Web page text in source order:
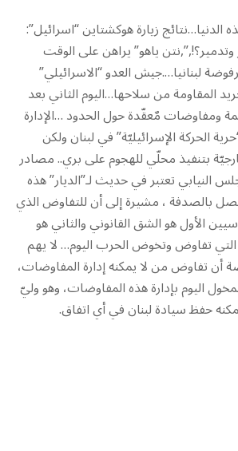
الدنيا…نتائج زيارة هوكشتاين “اسرائيل”:
وتدمير؟!,”,نتن ياهو” يراهن على الوقت
لبنانيا….جيش العدو “الاسرائيلي”
المقاومة من سلاحها…اليوم الثاني بعد
ومفاوضات مٌعقّدة حول الحدود …الإدارة
الحركة الإسرائيليّة” في لبنان ولكن
بتنفيذ محلّي للهجوم على بري.. مصادر
النيابي تعتبر في حديث لـ”الديار” هذه
بالصدفة ، مشيرة إلى أن للتفاوض الذي
الأول هو الشق القانوني والثاني هو
تفاوض وتخوض الحرب اليوم… لا يهم
أن تفاوض من لا يمكنه إدارة المفاوضات،
اليوم بإدارة هذه المفاوضات، وهو وليّ
حفظ سيادة لبنان في أي اتفاق.